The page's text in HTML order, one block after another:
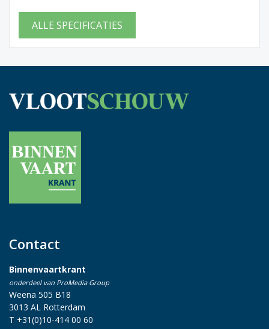
ALLE SPECIFICATIES
Contact
Binnenvaartkrant
onderdeel van ProMedia Group
Weena 505 B18
3013 AL Rotterdam
T +31(0)10-414 00 60